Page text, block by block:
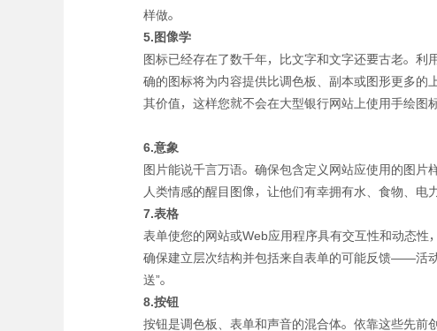
样做。
5.图像学
图标已经存在了数千年，比文字和文字还要古老。
确的图标将为内容提供比调色板、副本或图形更多的
其价值，这样您就不会在大型银行网站上使用手绘图标
6.意象
图片能说千言万语。确保包含定义网站应使用的图
人类情感的醒目图像，让他们有幸拥有水、食物、电
7.表格
表单使您的网站或Web应用程序具有交互性和动态性
确保建立层次结构并包括来自表单的可能反馈——活
送”。
8.按钮
按钮是调色板、表单和声音的混合体。依靠这些先前